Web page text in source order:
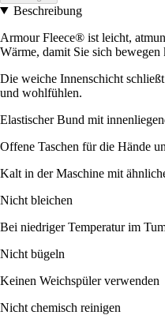
Beschreibung
Armour Fleece® ist leicht,
Wärme, damit Sie sich bewegen
Die weiche Innenschicht
und wohlfühlen.
Elastischer Bund mit
Offene Taschen für die Hände
Kalt in der Maschine mit
Nicht bleichen
Bei niedriger Temperatur im
Nicht bügeln
Keinen Weichspüler verwenden
Nicht chemisch reinigen